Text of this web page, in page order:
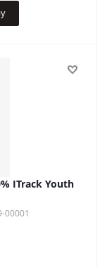
ITrack Youth
00001